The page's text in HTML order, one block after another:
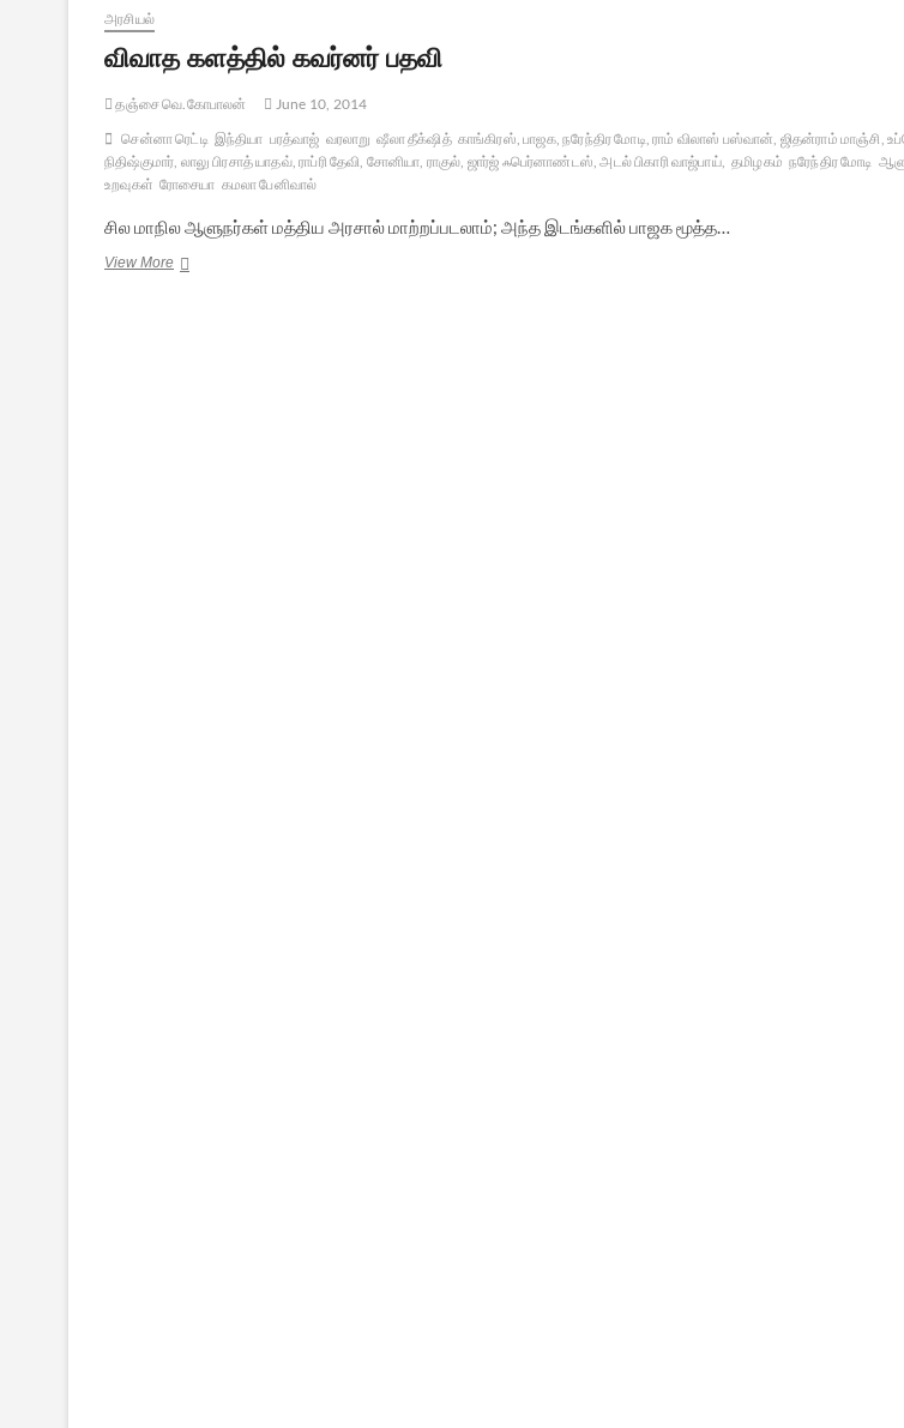
அரசியல்
விவாத களத்தில் கவர்னர் பதவி
தஞ்சை வெ.கோபாலன்
June 10, 2014
சென்னா ரெட்டி இந்தியா பரத்வாஜ் வரலாறு ஷீலா தீக்‌ஷித் காங்கிரஸ், பாஜக, நரேந்திர மோடி, ராம் விலாஸ் பஸ்வான், ஜிதன்ராம் மாஞ்சி,
நிதிஷ்குமார், லாலு பிரசாத் யாதவ், ராப்ரி தேவி, சோனியா, ராகுல், ஜார்ஜ் ஃபெர்னாண்டஸ், அடல் பிகாரி வாஜ்பாய், தமிழகம் நரேந்திர மோடி
உறவுகள் ரோசையா கமலா பேனிவால்
சில மாநில ஆளுநர்கள் மத்திய அரசால் மாற்றப்படலாம்; அந்த இடங்களில் பாஜக மூத்த…
View Moreவிவாத